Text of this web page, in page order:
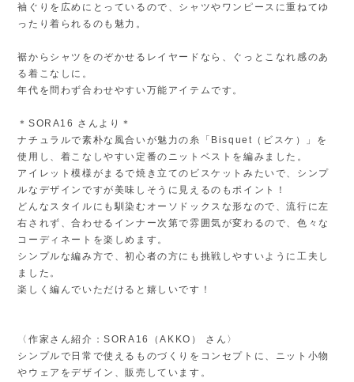
袖ぐりを広めにとっているので、シャツやワンピースに重ねてゆ
ったり着られるのも魅力。
裾からシャツをのぞかせるレイヤードなら、ぐっとこなれ感のあ
る着こなしに。
年代を問わず合わせやすい万能アイテムです。
＊SORA16 さんより＊
ナチュラルで素朴な風合いが魅力の糸「Bisquet（ビスケ）」を
使用し、着こなしやすい定番のニットベストを編みました。
アイレット模様がまるで焼き立てのビスケットみたいで、シンプ
ルなデザインですが美味しそうに見えるのもポイント！
どんなスタイルにも馴染むオーソドックスな形なので、流行に左
右されず、合わせるインナー次第で雰囲気が変わるので、色々な
コーディネートを楽しめます。
シンプルな編み方で、初心者の方にも挑戦しやすいように工夫し
ました。
楽しく編んでいただけると嬉しいです！
〈作家さん紹介：SORA16（AKKO） さん〉
シンプルで日常で使えるものづくりをコンセプトに、ニット小物
やウェアをデザイン、販売しています。